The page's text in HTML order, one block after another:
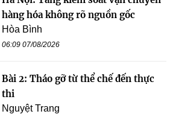
hàng hóa không rõ nguồn gốc
Hòa Bình
06:09 07/08/2026
Bài 2: Tháo gỡ từ thể chế đến thực
thi
Nguyệt Trang